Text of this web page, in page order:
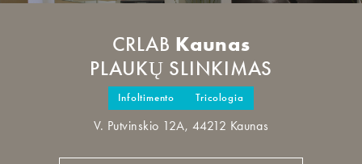
CRLAB Kaunas
PLAUKŲ SLINKIMAS
Infoltimento Tricologia
V. Putvinskio 12A, 44212 Kaunas